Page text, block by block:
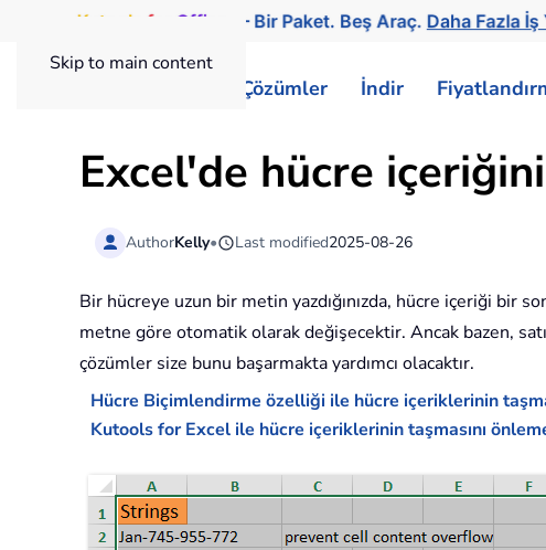
Skip to main content
Kutools for Office — Bir Paket. Beş Araç. Daha Fazla İş
Çözümler İndir
Excel'de hücre
AuthorKelly• Last modified2025-08-26
Bir hücreye uzun bir metin yazdığınızda, hücre içeriği bir
metne göre otomatik olarak değişecektir. Ancak bazen,
çözümler size bunu başarmakta yardımcı olacaktır.
Hücre Biçimlendirme özelliği ile hücre içeriklerinin
Kutools for Excel ile hücre içeriklerinin taşmasını